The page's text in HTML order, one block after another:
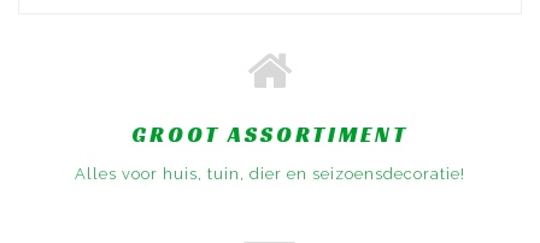
GROOT ASSORTIMENT
Alles voor huis, tuin, dier en seizoensdecoratie!